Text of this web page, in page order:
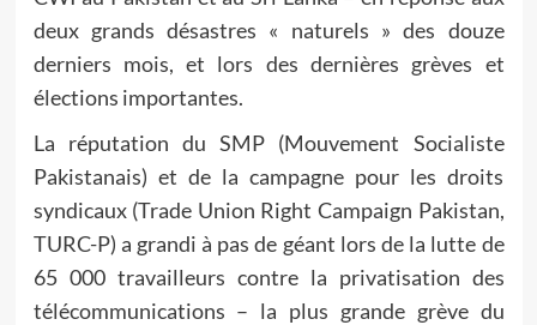
deux grands désastres « naturels » des douze
derniers mois, et lors des dernières grèves et
élections importantes.
La réputation du SMP (Mouvement Socialiste
Pakistanais) et de la campagne pour les droits
syndicaux (Trade Union Right Campaign Pakistan,
TURC-P) a grandi à pas de géant lors de la lutte de
65 000 travailleurs contre la privatisation des
télécommunications – la plus grande grève du